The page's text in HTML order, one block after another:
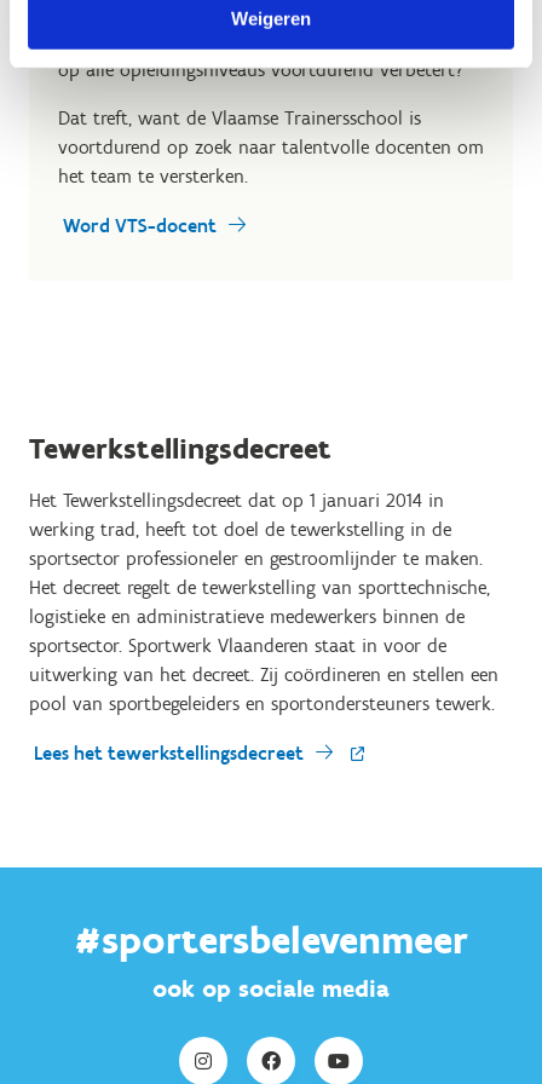
Weigeren
je bij ons team aansluiten en er samen met ons
op alle opleidingsniveaus voortdurend verbetert?
Dat treft, want de Vlaamse Trainersschool is
voortdurend op zoek naar talentvolle docenten om
het team te versterken.
Word VTS-docent
Tewerkstellingsdecreet
Het Tewerkstellingsdecreet dat op 1 januari 2014 in
werking trad, heeft tot doel de tewerkstelling in de
sportsector professioneler en gestroomlijnder te maken.
Het decreet regelt de tewerkstelling van sporttechnische,
logistieke en administratieve medewerkers binnen de
sportsector. Sportwerk Vlaanderen staat in voor de
uitwerking van het decreet. Zij coördineren en stellen een
pool van sportbegeleiders en sportondersteuners tewerk.
Lees het tewerkstellingsdecreet
#sportersbelevenmeer
ook op sociale media